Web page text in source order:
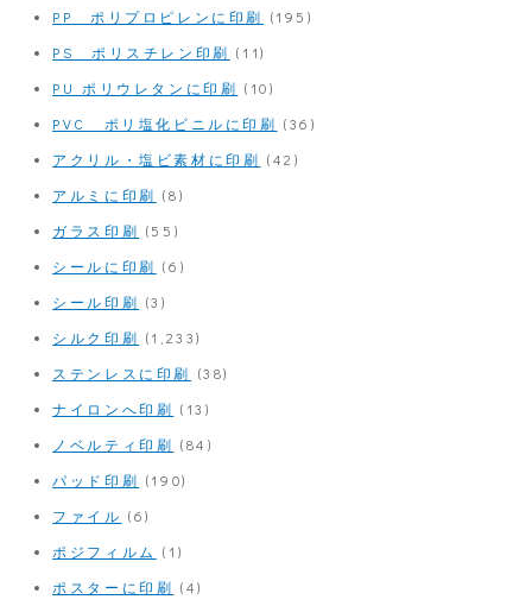
PP ポリプロピレンに印刷 (195)
PS ポリスチレン印刷 (11)
PU ポリウレタンに印刷 (10)
PVC ポリ塩化ビニルに印刷 (36)
アクリル・塩ビ素材に印刷 (42)
アルミに印刷 (8)
ガラス印刷 (55)
シールに印刷 (6)
シール印刷 (3)
シルク印刷 (1,233)
ステンレスに印刷 (38)
ナイロンへ印刷 (13)
ノベルティ印刷 (84)
パッド印刷 (190)
ファイル (6)
ポジフィルム (1)
ポスターに印刷 (4)